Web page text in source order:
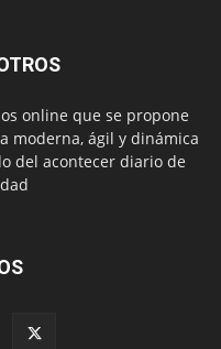
online que se propone
moderna, ágil y dinámica
del acontecer diario de